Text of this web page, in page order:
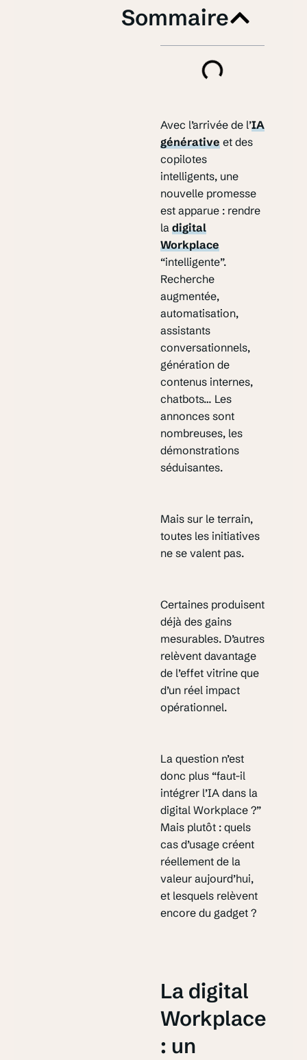
Sommaire
Avec l’arrivée de l’IA
générativeet des
copilotes
intelligents, une
nouvelle promesse
est apparue : rendre
la digital
Workplace
“intelligente”.
Recherche
augmentée,
automatisation,
assistants
conversationnels,
génération de
contenus internes,
chatbots… Les
annonces sont
nombreuses, les
démonstrations
séduisantes.
Mais sur le terrain,
toutes les initiatives
ne se valent pas.
Certaines produisent
déjà des gains
mesurables. D’autres
relèvent davantage
de l’effet vitrine que
d’un réel impact
opérationnel.
La question n’est
donc plus “faut-il
intégrer l’IA dans la
digital Workplace ?”
Mais plutôt : quels
cas d’usage créent
réellement de la
valeur aujourd’hui,
et lesquels relèvent
encore du gadget ?
La digital
Workplace
: un